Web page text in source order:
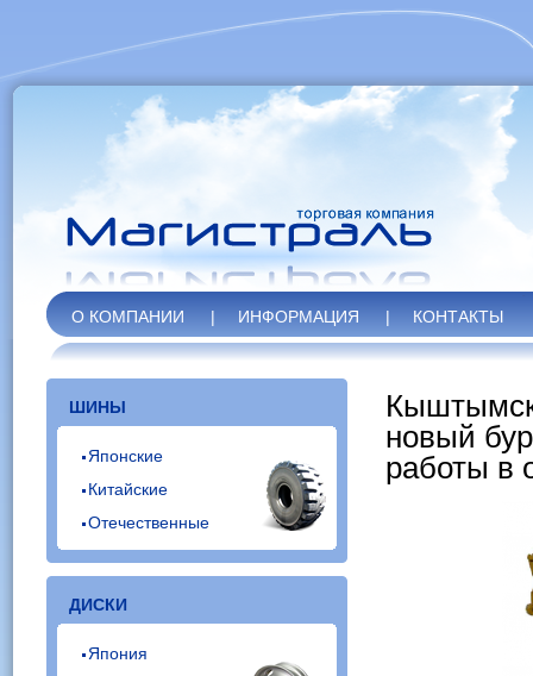
О КОМПАНИИ | ИНФОРМАЦИЯ | КОНТАКТЫ
ШИНЫ
Японские
Китайские
Отечественные
ДИСКИ
Япония
новый
работы в